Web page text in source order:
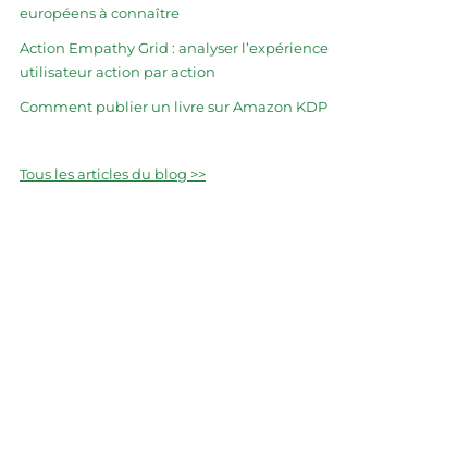
européens à connaître
Action Empathy Grid : analyser l’expérience
utilisateur action par action
Comment publier un livre sur Amazon KDP
Tous les articles du blog >>